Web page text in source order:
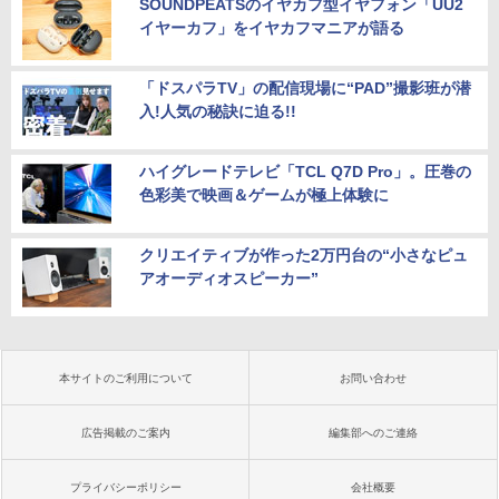
SOUNDPEATSのイヤカフ型イヤフォン「UU2
イヤーカフ」をイヤカフマニアが語る
「ドスパラTV」の配信現場に“PAD”撮影班が潜
入!人気の秘訣に迫る!!
ハイグレードテレビ「TCL Q7D Pro」。圧巻の
色彩美で映画＆ゲームが極上体験に
クリエイティブが作った2万円台の“小さなピュ
アオーディオスピーカー”
本サイトのご利用について お問い合わせ
広告掲載のご案内 編集部へのご連絡
プライバシーポリシー 会社概要